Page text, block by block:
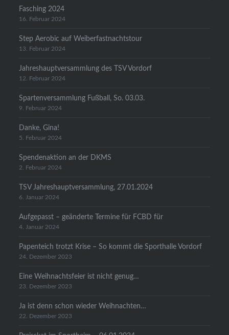
Fasching 2024
16. Februar 2024
Step Aerobic auf Weiberfastnachtstour
13. Februar 2024
Jahreshauptversammlung des TSV Vordorf
12. Februar 2024
Spartenversammlung Fußball, So. 03.03.
9. Februar 2024
Danke, Gina!
5. Februar 2024
Spendenaktion an der DKMS
2. Februar 2024
TSV Jahreshauptversammlung, 27.01.2024
6. Januar 2024
Aufgepasst – geänderte Termine für FCBD für
4. Januar 2024
Papenteich trotzt Krise – So kommt die Sporthalle Vordorf
24. Dezember 2023
Eine Weihnachtsfeier ist nicht genug…
23. Dezember 2023
Ja ist denn schon wieder Weihnachten…
22. Dezember 2023